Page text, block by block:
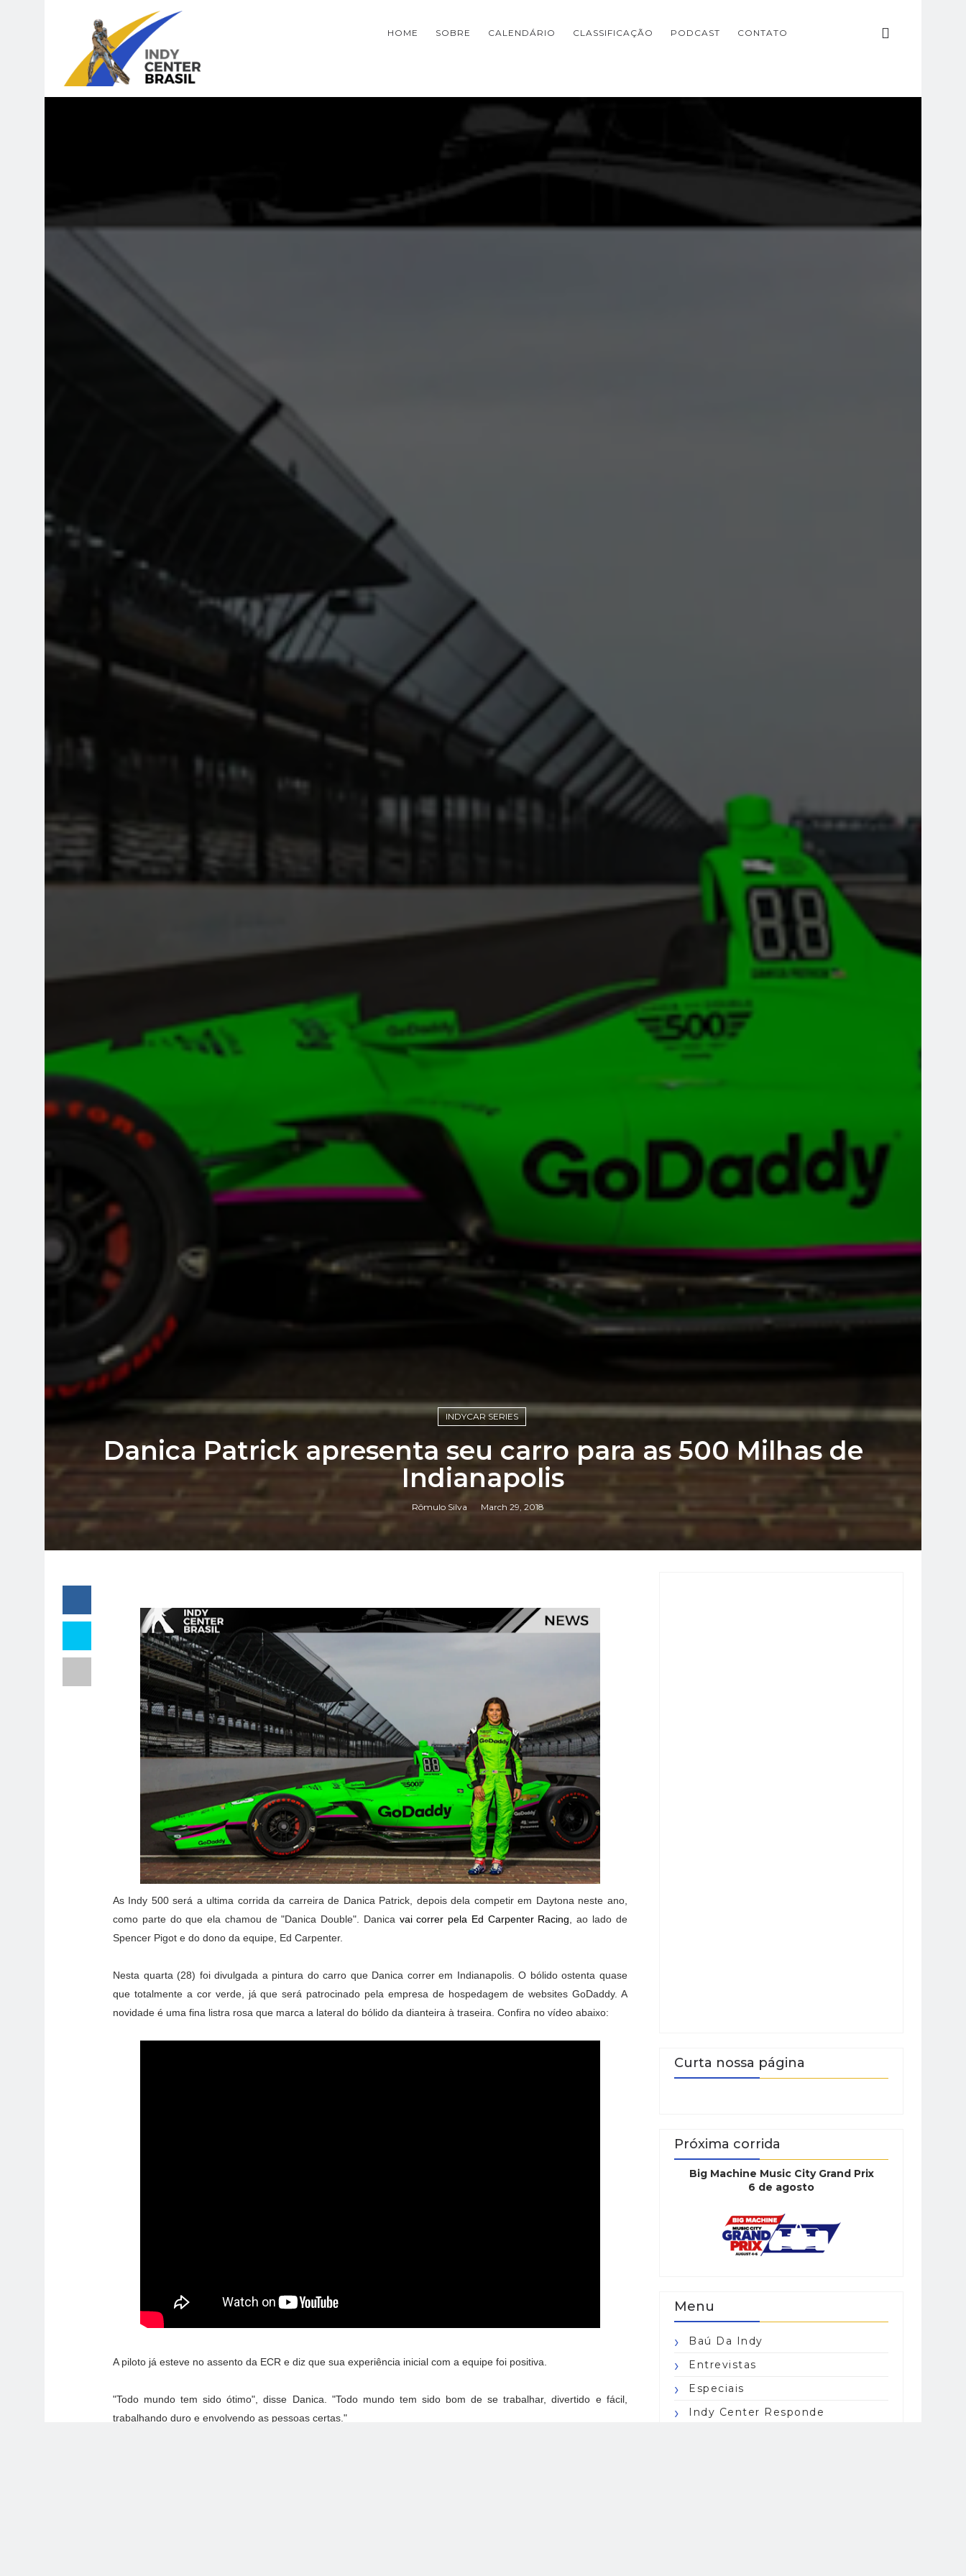
HOME SOBRE CALENDÁRIO CLASSIFICAÇÃO PODCAST CONTATO
INDYCAR SERIES
Danica Patrick apresenta seu carro para as 500 Milhas de
Indianapolis
Rômulo Silva March 29, 2018
As Indy 500 será a ultima corrida da carreira de Danica Patrick, depois dela competir em Daytona neste ano,
como parte do que ela chamou de "Danica Double". Danica vai correr pela Ed Carpenter Racing , ao lado de
Spencer Pigot e do dono da equipe, Ed Carpenter.
Nesta quarta (28) foi divulgada a pintura do carro que Danica correr em Indianapolis. O bólido ostenta quase
que totalmente a cor verde, já que será patrocinado pela empresa de hospedagem de websites GoDaddy. A
novidade é uma fina listra rosa que marca a lateral do bólido da dianteira à traseira. Confira no vídeo abaixo:
A piloto já esteve no assento da ECR e diz que sua experiência inicial com a equipe foi positiva.
"Todo mundo tem sido ótimo", disse Danica. "Todo mundo tem sido bom de se trabalhar, divertido e fácil,
trabalhando duro e envolvendo as pessoas certas."
Curta nossa página
Próxima corrida
Big Machine Music City Grand Prix
6 de agosto
Menu
Baú Da Indy
Entrevistas
Especiais
Indy Center Responde